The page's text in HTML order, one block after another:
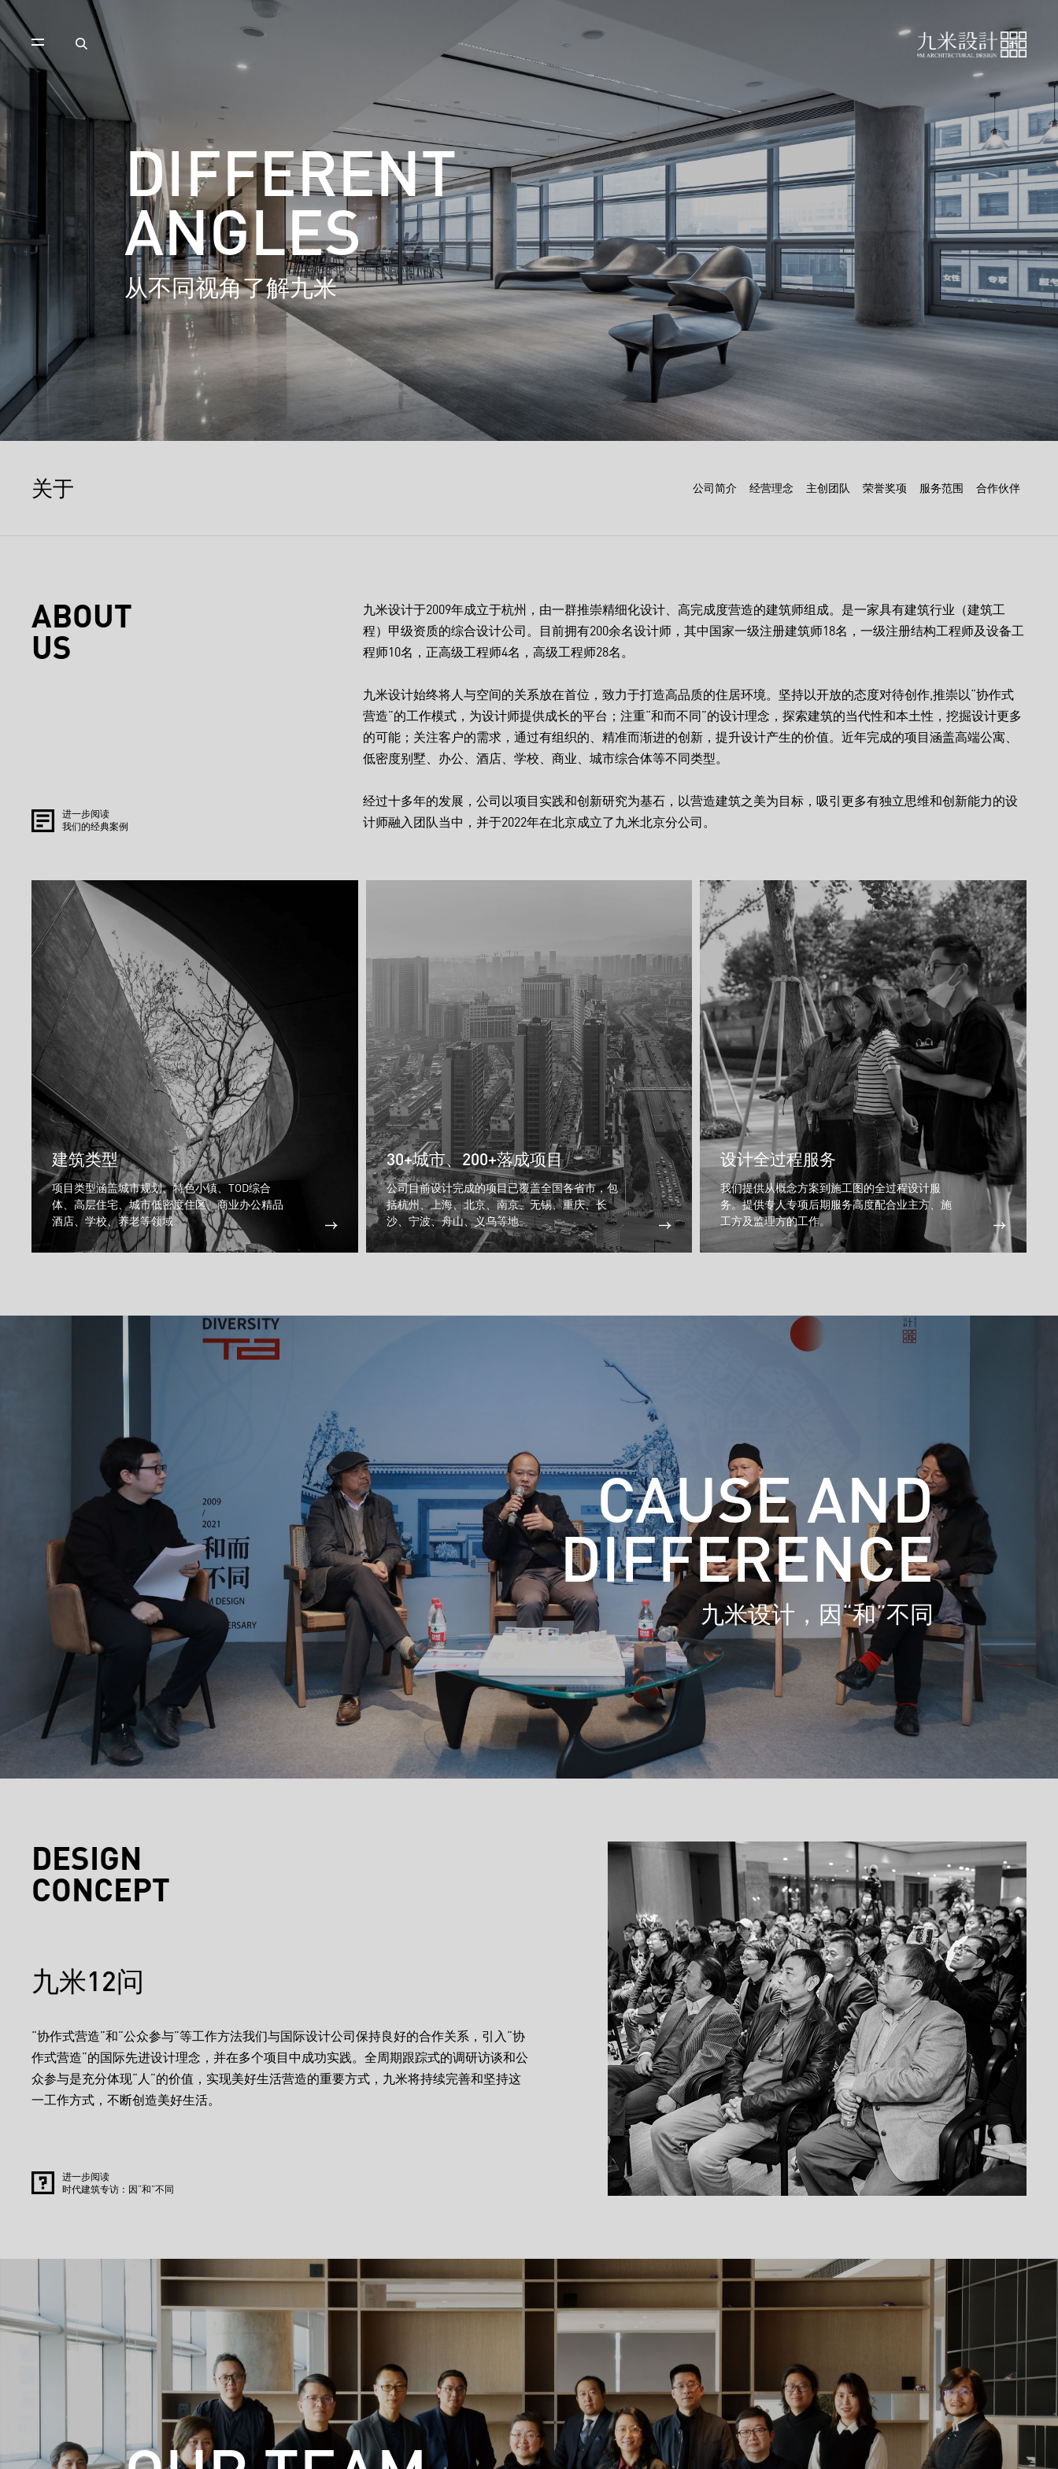
DIFFERENT
ANGLES
从不同视角了解九米
关于 公司简介 经营理念 主创团队 荣誉奖项 服务范围 合作伙伴
ABOUT
US
九米设计于2009年成立于杭州，由一群推崇精细化设计、高完成度营造的建筑师组成。是一家具有建筑行业（建筑工
程）甲级资质的综合设计公司。目前拥有200余名设计师，其中国家一级注册建筑师18名，一级注册结构工程师及设备工
程师10名，正高级工程师4名，高级工程师28名。
九米设计始终将人与空间的关系放在首位，致力于打造高品质的住居环境。坚持以开放的态度对待创作,推崇以“协作式
营造”的工作模式，为设计师提供成长的平台；注重“和而不同”的设计理念，探索建筑的当代性和本土性，挖掘设计更多
的可能；关注客户的需求，通过有组织的、精准而渐进的创新，提升设计产生的价值。近年完成的项目涵盖高端公寓、
低密度别墅、办公、酒店、学校、商业、城市综合体等不同类型。
经过十多年的发展，公司以项目实践和创新研究为基石，以营造建筑之美为目标，吸引更多有独立思维和创新能力的设
计师融入团队当中，并于2022年在北京成立了九米北京分公司。
进一步阅读
我们的经典案例
建筑类型
项目类型涵盖城市规划、特色小镇、TOD综合
体、高层住宅、城市低密度住区、商业办公精品
酒店、学校、养老等领域。
30+城市、200+落成项目
公司目前设计完成的项目已覆盖全国各省市，包
括杭州、上海、北京、南京、无锡、重庆、长
沙、宁波、舟山、义乌等地。
设计全过程服务
我们提供从概念方案到施工图的全过程设计服
务。提供专人专项后期服务高度配合业主方、施
工方及监理方的工作。
CAUSE AND
DIFFERENCE
九米设计，因“和”不同
DESIGN
CONCEPT
九米12问
“协作式营造”和“公众参与”等工作方法我们与国际设计公司保持良好的合作关系，引入“协
作式营造”的国际先进设计理念，并在多个项目中成功实践。全周期跟踪式的调研访谈和公
众参与是充分体现“人”的价值，实现美好生活营造的重要方式，九米将持续完善和坚持这
一工作方式，不断创造美好生活。
进一步阅读
时代建筑专访：因“和”不同